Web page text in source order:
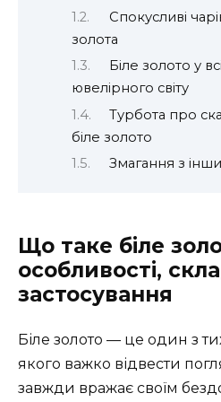
Спокусливі
золота
Біле золото у
ювелірного світу
Турбота про
біле золото
Змагання з
Що таке біле
особливості,
застосування
Біле золото — це один з
якого важко відвести
завжди вражає своїм